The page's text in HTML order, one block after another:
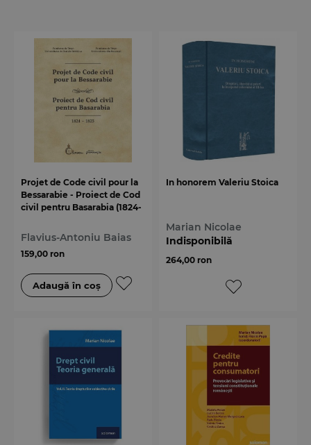
Projet de Code civil pour la
Bessarabie - Proiect de Cod
civil pentru Basarabia (1824-
Flavius-Antoniu Baias
159,00 ron
In honorem Valeriu Stoica
Marian Nicolae
Indisponibilă
264,00 ron